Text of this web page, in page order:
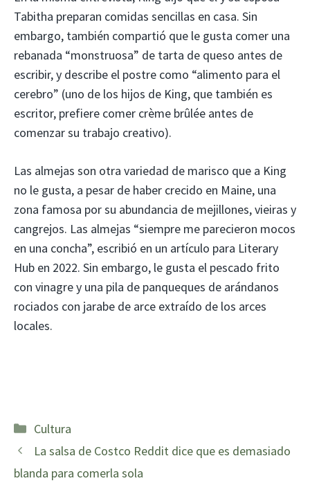
Tabitha preparan comidas sencillas en casa. Sin
embargo, también compartió que le gusta comer una
rebanada “monstruosa” de tarta de queso antes de
escribir, y describe el postre como “alimento para el
cerebro” (uno de los hijos de King, que también es
escritor, prefiere comer crème brûlée antes de
comenzar su trabajo creativo).
Las almejas son otra variedad de marisco que a King
no le gusta, a pesar de haber crecido en Maine, una
zona famosa por su abundancia de mejillones, vieiras y
cangrejos. Las almejas “siempre me parecieron mocos
en una concha”, escribió en un artículo para Literary
Hub en 2022. Sin embargo, le gusta el pescado frito
con vinagre y una pila de panqueques de arándanos
rociados con jarabe de arce extraído de los arces
locales.
Categorías
Cultura
La salsa de Costco Reddit dice que es demasiado
blanda para comerla sola